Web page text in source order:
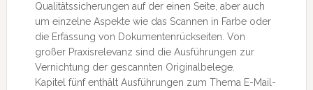
Qualitätssicherungen auf der einen Seite, aber auch
um einzelne Aspekte wie das Scannen in Farbe oder
die Erfassung von Dokumentenrückseiten. Von
großer Praxisrelevanz sind die Ausführungen zur
Vernichtung der gescannten Originalbelege.
Kapitel fünf enthält Ausführungen zum Thema E-Mail-